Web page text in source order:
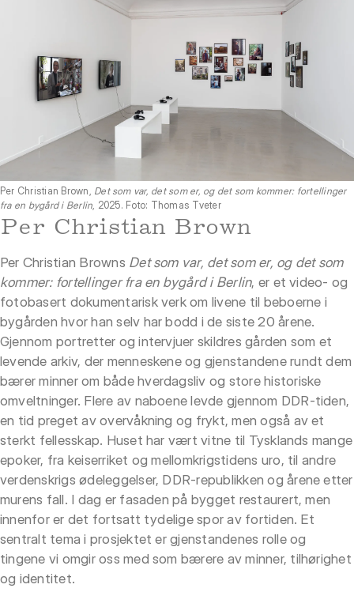
Per Christian Brown, Det som var, det som er, og det som kommer: fortellinger
fra en bygård i Berlin, 2025. Foto: Thomas Tveter
Per Christian Brown
Per Christian Browns Det som var, det som er, og det som
kommer: fortellinger fra en bygård i Berlin, er et video- og
fotobasert dokumentarisk verk om livene til beboerne i
bygården hvor han selv har bodd i de siste 20 årene.
Gjennom portretter og intervjuer skildres gården som et
levende arkiv, der menneskene og gjenstandene rundt dem
bærer minner om både hverdagsliv og store historiske
omveltninger. Flere av naboene levde gjennom DDR-tiden,
en tid preget av overvåkning og frykt, men også av et
sterkt fellesskap. Huset har vært vitne til Tysklands mange
epoker, fra keiserriket og mellomkrigstidens uro, til andre
verdenskrigs ødeleggelser, DDR-republikken og årene etter
murens fall. I dag er fasaden på bygget restaurert, men
innenfor er det fortsatt tydelige spor av fortiden. Et
sentralt tema i prosjektet er gjenstandenes rolle og
tingene vi omgir oss med som bærere av minner, tilhørighet
og identitet.